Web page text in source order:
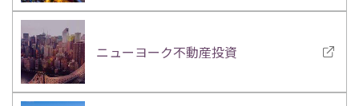
ニューヨーク不動産投資